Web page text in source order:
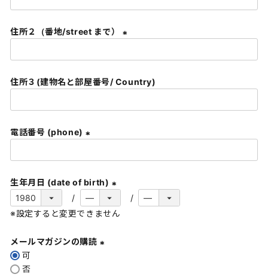
必
)
住所２（番地/street まで）
必
)
住所３(建物名と部屋番号/ Country)
電話番号 (phone)
必
須
)
生年月日 (date of birth)
(
必
※設定すると変更できません
メールマガジンの購読
可
否